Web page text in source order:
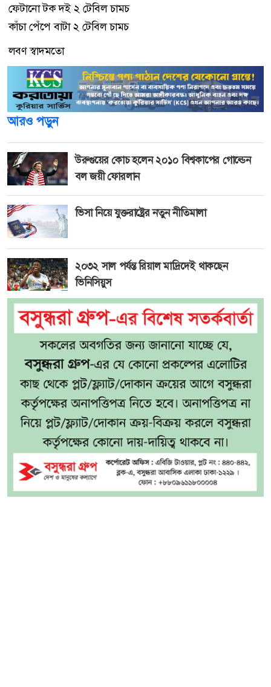
ফেটানো টক দই ২ টেবিল চামচ
কাঁচা পেঁপে বাটা ২ টেবিল চামচ
লবণ স্বাদমতো
আরও পড়ুন
উরুগুয়ের কোচ হলেন ২০১০ বিশ্বকাপের গোল্ডেন
বল জয়ী ফোরলান
ভিসা নিয়ে যুক্তরাষ্ট্রের নতুন নীতিমালা
২০৩২ সাল পর্যন্ত রিয়াল মাদ্রিদেই থাকছেন
ভিনিসিয়ুস